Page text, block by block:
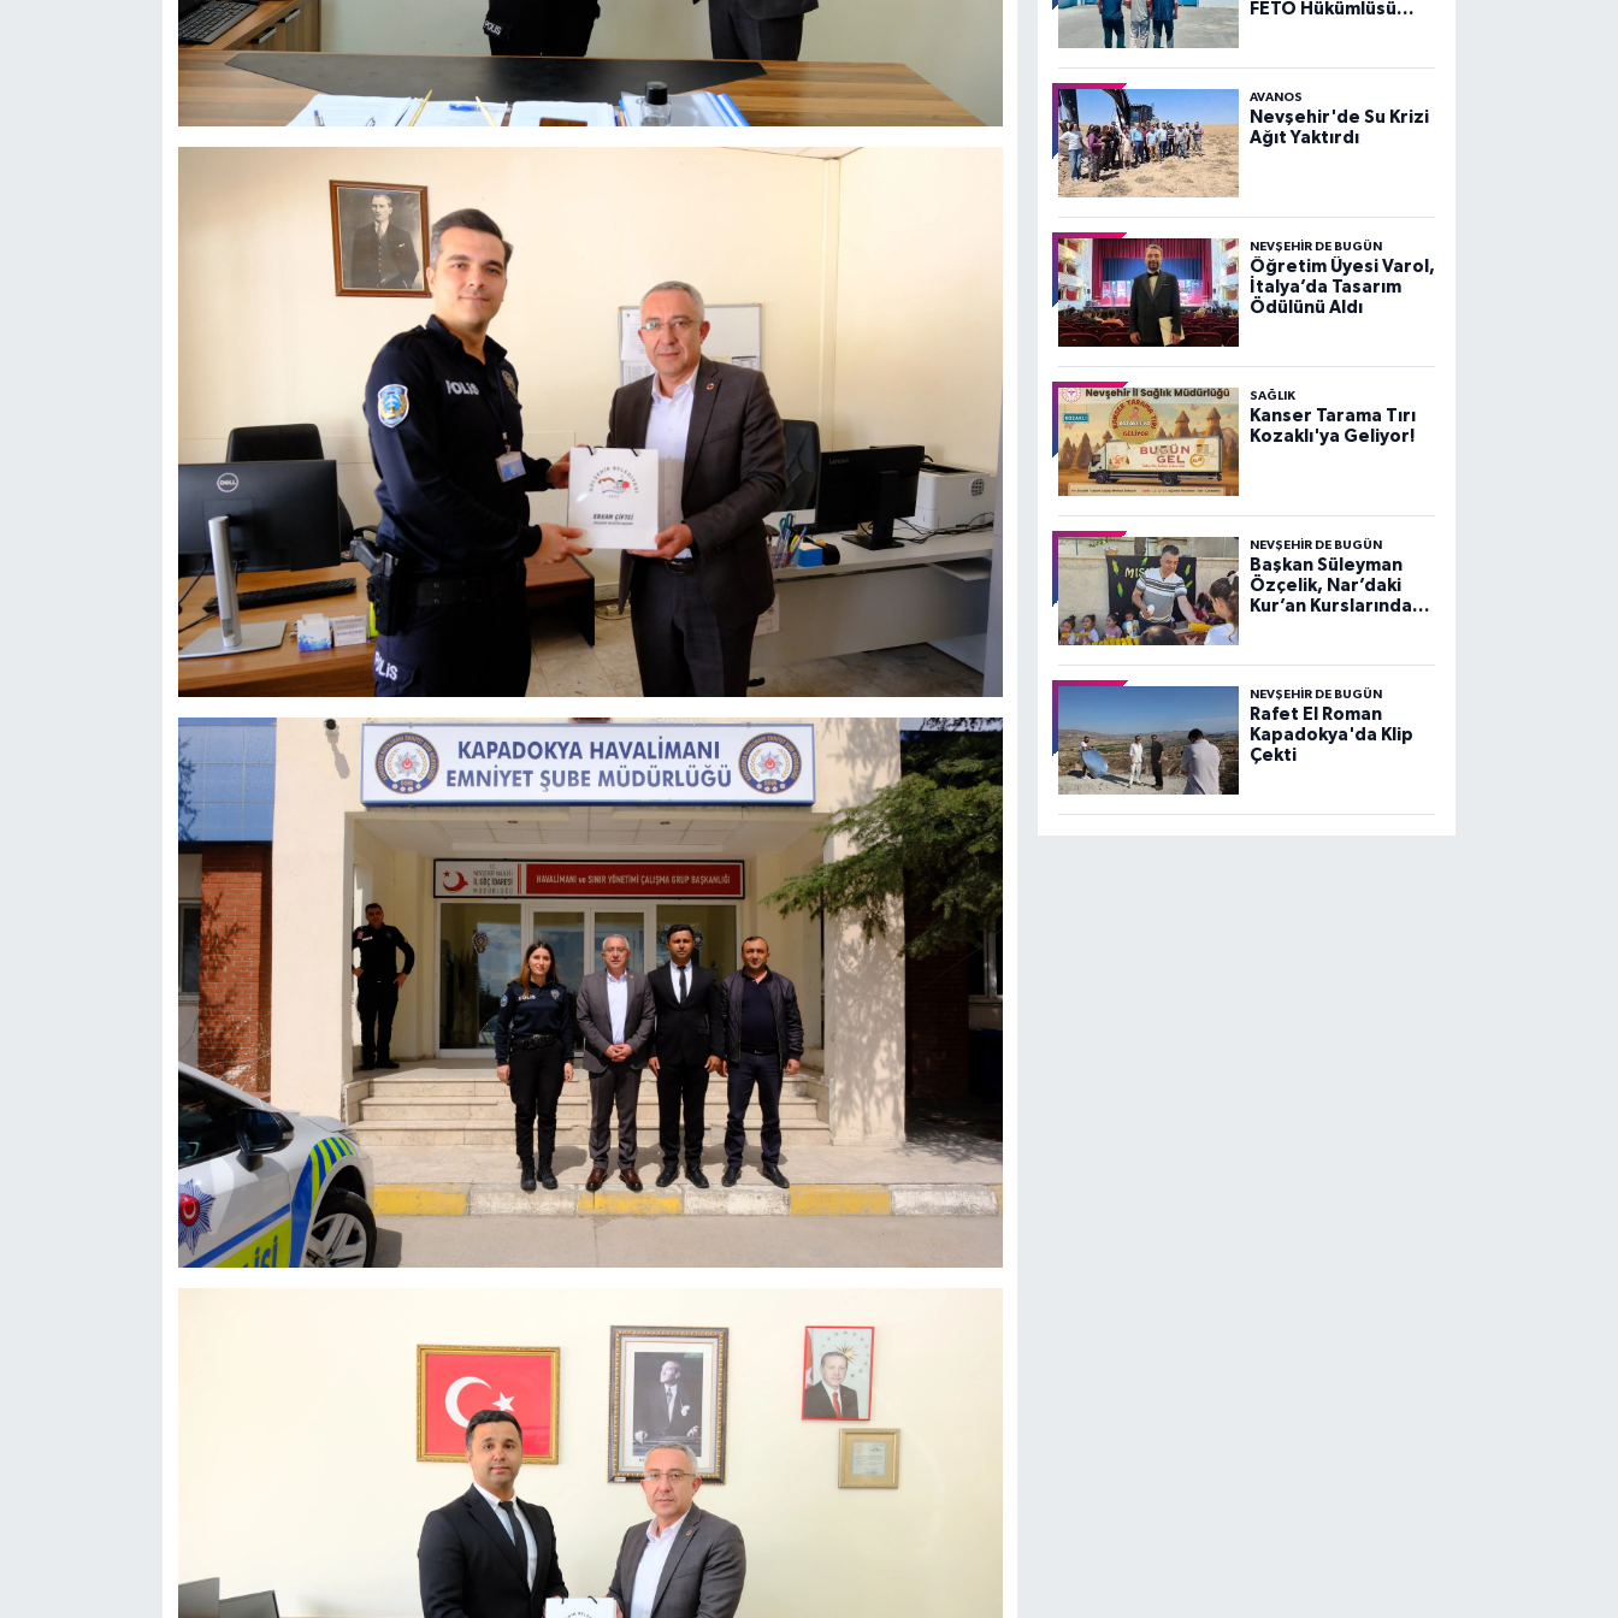
FETÖ Hükümlüsü
AVANOS
Nevşehir'de Su Krizi
Ağıt Yaktırdı
NEVŞEHIR DE BUGÜN
Öğretim Üyesi Varol,
İtalya’da Tasarım
Ödülünü Aldı
SAĞLIK
Kanser Tarama Tırı
Kozaklı'ya Geliyor!
NEVŞEHIR DE BUGÜN
Başkan Süleyman
Özçelik, Nar’daki
Kur’an Kurslarında
NEVŞEHIR DE BUGÜN
Rafet El Roman
Kapadokya'da Klip
Çekti